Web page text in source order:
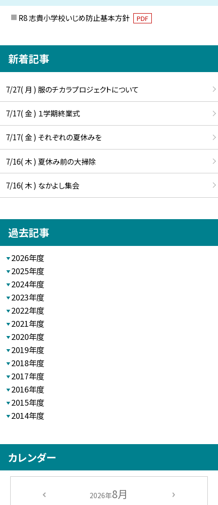
R8 志貴小学校いじめ防止基本方針 PDF
新着記事
7/27( 月 ) 服のチカラプロジェクトについて
7/17( 金 ) １学期終業式
7/17( 金 ) それぞれの夏休みを
7/16( 木 ) 夏休み前の大掃除
7/16( 木 ) なかよし集会
過去記事
2026年度
2025年度
2024年度
2023年度
2022年度
2021年度
2020年度
2019年度
2018年度
2017年度
2016年度
2015年度
2014年度
カレンダー
2026年8月